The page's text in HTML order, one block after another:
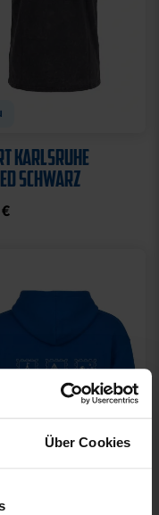
Über Cookies
KARLSRUHE
SCHWARZ